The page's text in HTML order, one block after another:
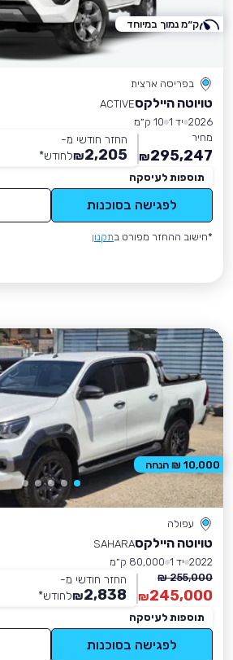
בפריסה ארצית
טויוטה היילקסACTIVE
2026 יד 1
10 ק״מ
מחיר
295,247
₪
החזר חודשי מ-
2,205
₪לחודש*
תוספות לעיסקה
לפגישה בסוכנות
*חישוב ההחזר מפורט בתקנון
ק״מ נמוך במיוחד
עפולה
טויוטה היילקסSAHARA
2022 יד 1
80,000 ק״מ
255,000 ₪
245,000
₪
החזר חודשי מ-
2,838
₪לחודש*
תוספות לעיסקה
לפגישה בסוכנות
10,000 ₪ הנחה